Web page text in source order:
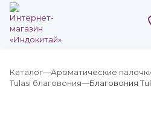
Каталог Ароматические
Tulasi благовония
Благовония